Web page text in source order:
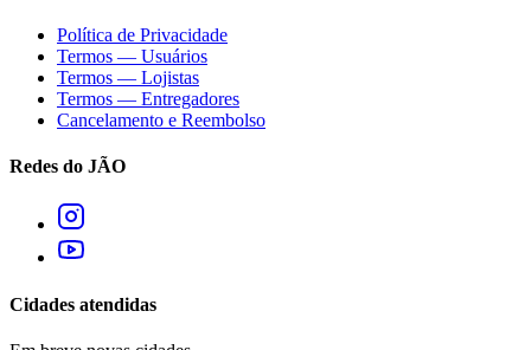
Política de Privacidade
Termos — Usuários
Termos — Lojistas
Termos — Entregadores
Cancelamento e Reembolso
Redes do JÃO
Cidades atendidas